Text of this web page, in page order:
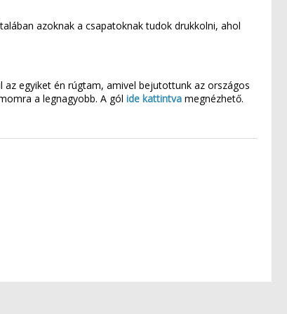
azoknak a csapatoknak tudok drukkolni, ahol
egyiket én rúgtam, amivel bejutottunk az országos
a legnagyobb. A gól ide kattintva megnézhető.